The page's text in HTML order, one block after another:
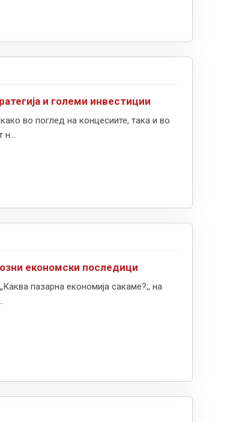
и големи инвестиции
во поглед на концесиите, така и во
н...
економски последици
пазарна економија сакаме?;, на